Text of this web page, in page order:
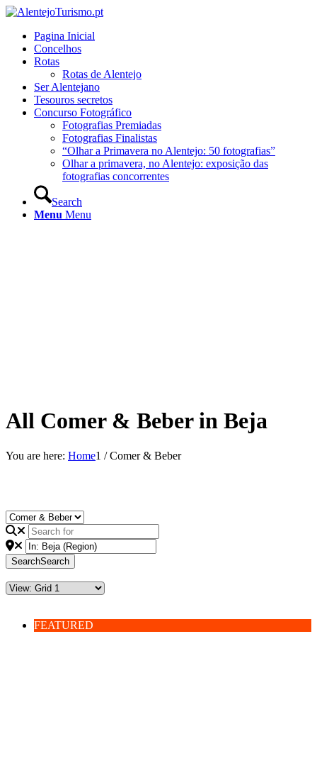
Pagina Inicial
Concelhos
Rotas
Rotas de Alentejo
Ser Alentejano
Tesouros secretos
Concurso Fotográfico
Fotografias Premiadas
Fotografias Finalistas
“Olhar a Primavera no Alentejo: 50 fotografias”
Olhar a primavera, no Alentejo: exposição das
fotografias concorrentes
Search
Menu Menu
All Comer & Beber in Beja
You are here: Home1 / Comer & Beber
SearchSearch
FEATURED